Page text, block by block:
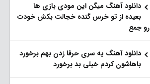
دانلود آهنگ میگن این مودی بازی ها
بعیده از تو خرس گنده خجالت بکش خودت
رو جمع
دانلود آهنگ یه سری حرفا زدن بهم برخورد
باهاشون کردم خیلی بد برخورد